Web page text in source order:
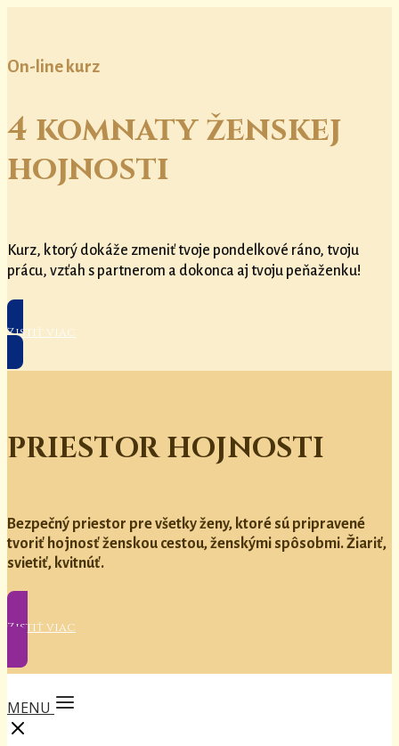
On-line kurz
4 komnaty ženskej
hojnosti
Kurz, ktorý dokáže zmeniť tvoje pondelkové ráno, tvoju
prácu, vzťah s partnerom a dokonca aj tvoju peňaženku!
Zistiť viac
PRIESTOR HOJNOSTI
Bezpečný priestor pre všetky ženy, ktoré sú pripravené
tvoriť hojnosť ženskou cestou, ženskými spôsobmi. Žiariť,
svietiť, kvitnúť.
Zistiť viac
MENU